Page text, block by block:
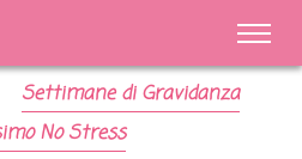
Settimane di Gravidanza
No Stress